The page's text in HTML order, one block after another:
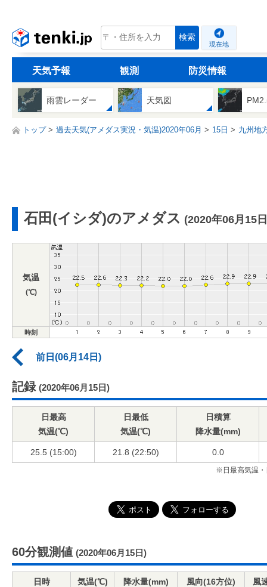
tenki.jp 検索
現在地
天気予報 観測 防災情報
雨雲レーダー 天気図
トップ 過去天気(アメダス実況・気温)2020年06月 15日 九州地
石田(イシダ)のアメダス (2020年06月15
気温
(℃)
時刻
前日(06月14日)
記録 (2020年06月15日)
日最高
気温(℃)
日最低
気温(℃)
日積算
降水量(mm)
25.5 (15:00) 21.8 (22:50) 0.0
※日最高気温・
60分観測値 (2020年06月15日)
日時 気温(℃) 降水量(mm) 風向(16方位) 風